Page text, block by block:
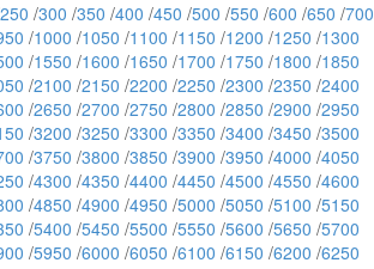
250 /300 /350 /400 /450 /500 /550 /600 /650 /700
/1000 /1050 /1100 /1150 /1200 /1250 /1300
/1550 /1600 /1650 /1700 /1750 /1800 /1850
/2100 /2150 /2200 /2250 /2300 /2350 /2400
/2650 /2700 /2750 /2800 /2850 /2900 /2950
/3200 /3250 /3300 /3350 /3400 /3450 /3500
/3750 /3800 /3850 /3900 /3950 /4000 /4050
/4300 /4350 /4400 /4450 /4500 /4550 /4600
/4850 /4900 /4950 /5000 /5050 /5100 /5150
/5400 /5450 /5500 /5550 /5600 /5650 /5700
/5950 /6000 /6050 /6100 /6150 /6200 /6250